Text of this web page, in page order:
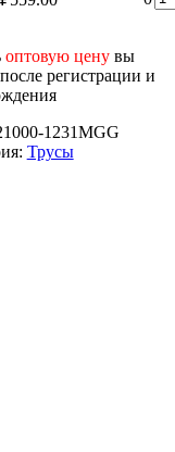
оптовую ценувы
регистрации и
1231MGG
Трусы